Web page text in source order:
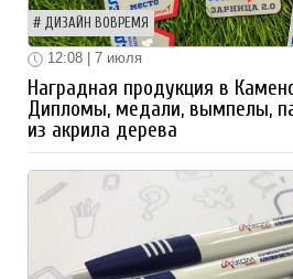
ДИЗАЙН ВОВРЕМЯ
12:08 | 7 июля
Наградная продукция в
Дипломы, медали, вымпелы,
из акрила дерева